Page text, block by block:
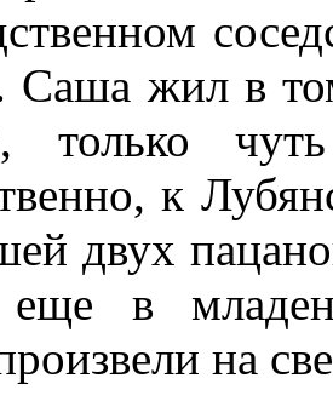
Саша жил в
только
к
двух
в
на